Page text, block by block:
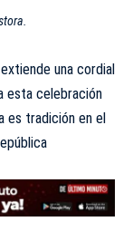
una cordial
esta celebración
es tradición en el